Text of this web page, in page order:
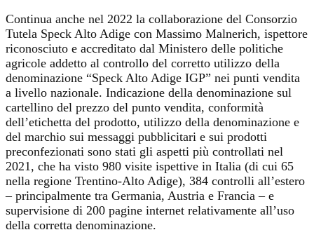
Continua anche nel 2022 la collaborazione del Consorzio
Tutela Speck Alto Adige con Massimo Malnerich, ispettore
riconosciuto e accreditato dal Ministero delle politiche
agricole addetto al controllo del corretto utilizzo della
denominazione “Speck Alto Adige IGP” nei punti vendita
a livello nazionale. Indicazione della denominazione sul
cartellino del prezzo del punto vendita, conformità
dell’etichetta del prodotto, utilizzo della denominazione e
del marchio sui messaggi pubblicitari e sui prodotti
preconfezionati sono stati gli aspetti più controllati nel
2021, che ha visto 980 visite ispettive in Italia (di cui 65
nella regione Trentino-Alto Adige), 384 controlli all’estero
– principalmente tra Germania, Austria e Francia – e
supervisione di 200 pagine internet relativamente all’uso
della corretta denominazione.